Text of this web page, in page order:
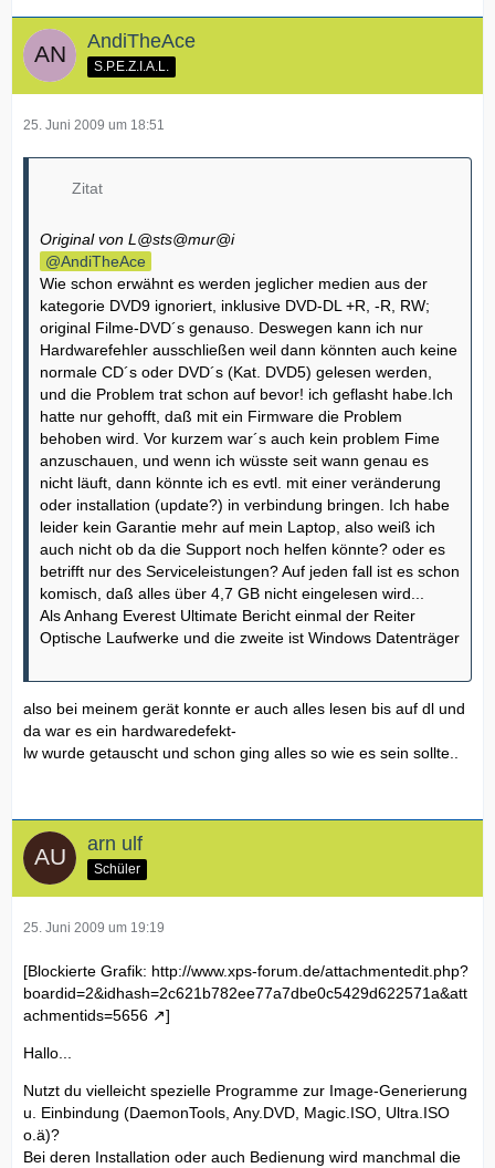
AndiTheAce
S.P.E.Z.I.A.L.
25. Juni 2009 um 18:51
Zitat
Original von L@sts@mur@i
AndiTheAce
Wie schon erwähnt es werden jeglicher medien aus der
kategorie DVD9 ignoriert, inklusive DVD-DL +R, -R, RW;
original Filme-DVD´s genauso. Deswegen kann ich nur
Hardwarefehler ausschließen weil dann könnten auch keine
normale CD´s oder DVD´s (Kat. DVD5) gelesen werden,
und die Problem trat schon auf bevor! ich geflasht habe.Ich
hatte nur gehofft, daß mit ein Firmware die Problem
behoben wird. Vor kurzem war´s auch kein problem Fime
anzuschauen, und wenn ich wüsste seit wann genau es
nicht läuft, dann könnte ich es evtl. mit einer veränderung
oder installation (update?) in verbindung bringen. Ich habe
leider kein Garantie mehr auf mein Laptop, also weiß ich
auch nicht ob da die Support noch helfen könnte? oder es
betrifft nur des Serviceleistungen? Auf jeden fall ist es schon
komisch, daß alles über 4,7 GB nicht eingelesen wird...
Als Anhang Everest Ultimate Bericht einmal der Reiter
Optische Laufwerke und die zweite ist Windows Datenträger
also bei meinem gerät konnte er auch alles lesen bis auf dl und
da war es ein hardwaredefekt-
lw wurde getauscht und schon ging alles so wie es sein sollte..
arn ulf
Schüler
25. Juni 2009 um 19:19
[Blockierte Grafik: http://www.xps-forum.de/attachmentedit.php?
boardid=2&idhash=2c621b782ee77a7dbe0c5429d622571a&att
achmentids=5656
]
Hallo...
Nutzt du vielleicht spezielle Programme zur Image-Generierung
u. Einbindung (DaemonTools, Any.DVD, Magic.ISO, Ultra.ISO
o.ä)?
Bei deren Installation oder auch Bedienung wird manchmal die